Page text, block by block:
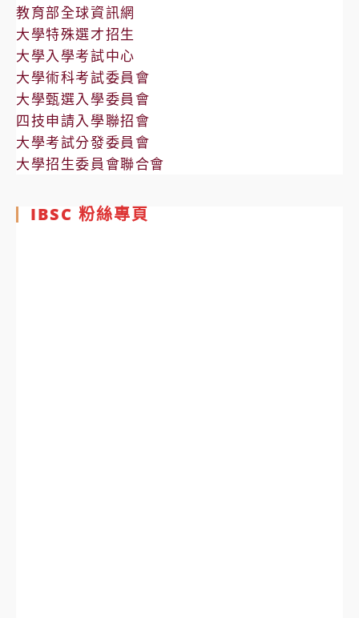
教育部全球資訊網
大學特殊選才招生
大學入學考試中心
大學術科考試委員會
大學甄選入學委員會
四技申請入學聯招會
大學考試分發委員會
大學招生委員會聯合會
IBSC 粉絲專頁